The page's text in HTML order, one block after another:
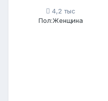
4,2 тыс
Пол:Женщина